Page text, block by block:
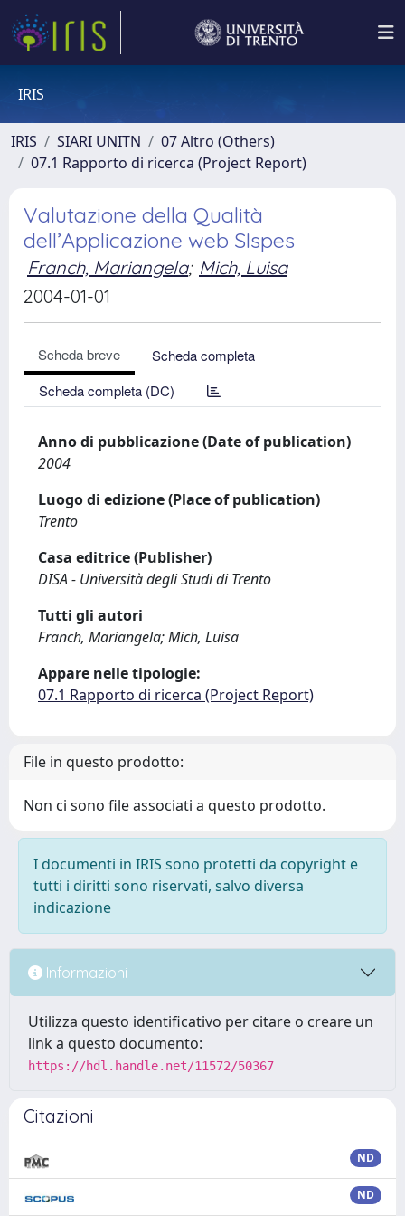
IRIS
IRIS SIARI UNITN
07 Altro (Others)
07.1 Rapporto di ricerca (Project Report)
Valutazione della Qualità
dell’Applicazione web SIspes
Franch, Mariangela; Mich, Luisa
2004-01-01
Scheda breve
Scheda completa
Scheda completa (DC)
Anno di pubblicazione (Date of publication)
2004
Luogo di edizione (Place of publication)
Trento
Casa editrice (Publisher)
DISA - Università degli Studi di Trento
Tutti gli autori
Franch, Mariangela; Mich, Luisa
Appare nelle tipologie:
07.1 Rapporto di ricerca (Project Report)
File in questo prodotto:
Non ci sono file associati a questo prodotto.
I documenti in IRIS sono protetti da copyright e
tutti i diritti sono riservati, salvo diversa
indicazione
Informazioni
Utilizza questo identificativo per citare o creare un
link a questo documento:
https://hdl.handle.net/11572/50367
Citazioni
ND
ND